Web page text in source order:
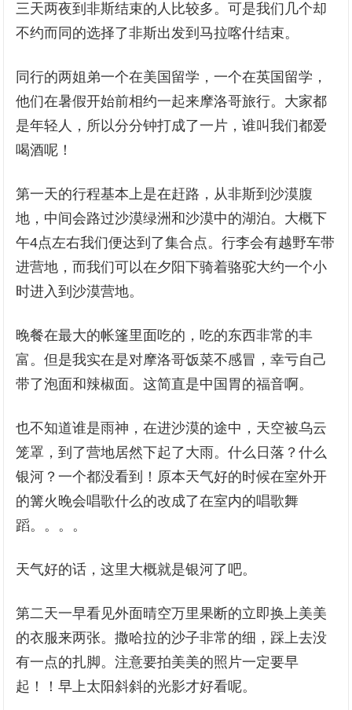
三天两夜到非斯结束的人比较多。可是我们几个却
不约而同的选择了非斯出发到马拉喀什结束。
同行的两姐弟一个在美国留学，一个在英国留学，
他们在暑假开始前相约一起来摩洛哥旅行。大家都
是年轻人，所以分分钟打成了一片，谁叫我们都爱
喝酒呢！
第一天的行程基本上是在赶路，从非斯到沙漠腹
地，中间会路过沙漠绿洲和沙漠中的湖泊。大概下
午4点左右我们便达到了集合点。行李会有越野车带
进营地，而我们可以在夕阳下骑着骆驼大约一个小
时进入到沙漠营地。
晚餐在最大的帐篷里面吃的，吃的东西非常的丰
富。但是我实在是对摩洛哥饭菜不感冒，幸亏自己
带了泡面和辣椒面。这简直是中国胃的福音啊。
也不知道谁是雨神，在进沙漠的途中，天空被乌云
笼罩，到了营地居然下起了大雨。什么日落？什么
银河？一个都没看到！原本天气好的时候在室外开
的篝火晚会唱歌什么的改成了在室内的唱歌舞
蹈。。。。
天气好的话，这里大概就是银河了吧。
第二天一早看见外面晴空万里果断的立即换上美美
的衣服来两张。撒哈拉的沙子非常的细，踩上去没
有一点的扎脚。注意要拍美美的照片一定要早
起！！早上太阳斜斜的光影才好看呢。